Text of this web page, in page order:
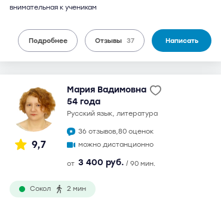
внимательная к ученикам
Подробнее Отзывы 37 Написать
9,7
Мария Вадимовна
54 года
русский язык, литература
36 отзывов,80 оценок
можно дистанционно
от 3 400 руб. / 90 мин.
Сокол 2 мин